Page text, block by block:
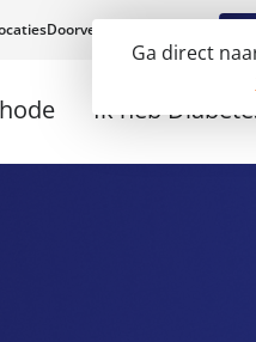
Ga direct
Ik heb
Doorverwijzen